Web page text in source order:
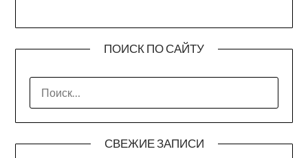
ПОИСК ПО САЙТУ
СВЕЖИЕ ЗАПИСИ